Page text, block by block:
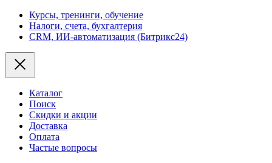
Курсы, тренинги, обучение
Налоги, счета, бухгалтерия
CRM, ИИ-автоматизация (Битрикс24)
Каталог
Поиск
Скидки и акции
Доставка
Оплата
Частые вопросы